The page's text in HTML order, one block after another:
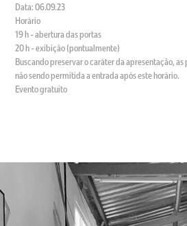
Data: 06.09.23
Horário
19 h - abertura das portas
20 h - exibição (pontualmente)
Buscando preservar o caráter da apresentação, as
não sendo permitida a entrada após este horário.
Evento gratuito